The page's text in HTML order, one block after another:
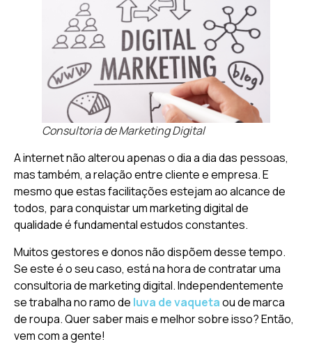
Consultoria de Marketing Digital
A internet não alterou apenas o dia a dia das pessoas,
mas também, a relação entre cliente e empresa. E
mesmo que estas facilitações estejam ao alcance de
todos, para conquistar um marketing digital de
qualidade é fundamental estudos constantes.
Muitos gestores e donos não dispõem desse tempo.
Se este é o seu caso, está na hora de contratar uma
consultoria de marketing digital. Independentemente
se trabalha no ramo de luva de vaquetaou de marca
de roupa. Quer saber mais e melhor sobre isso? Então,
vem com a gente!